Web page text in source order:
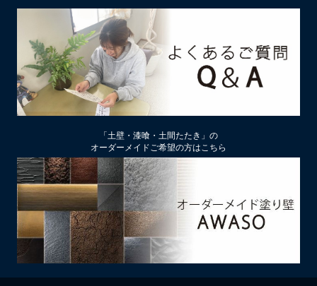
「土壁・漆喰・土間たたき」の
オーダーメイドご希望の方はこちら